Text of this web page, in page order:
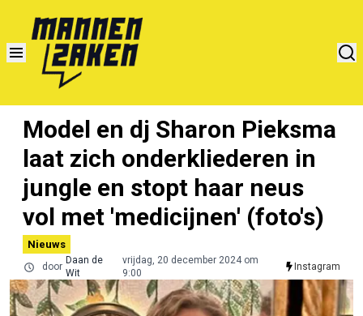
Model en dj Sharon Pieksma
laat zich onderkliederen in
jungle en stopt haar neus
vol met 'medicijnen' (foto's)
Nieuws
door
Daan de
Wit
vrijdag, 20 december 2024 om
9:00
Instagram